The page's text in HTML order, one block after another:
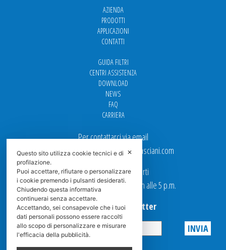
AZIENDA
PRODOTTI
APPLICAZIONI
CONTATTI
GUIDA FILTRI
CENTRI ASSISTENZA
DOWNLOAD
NEWS
FAQ
CARRIERA
Per contattarci via email
Ufficio Vendite: italy.sales@spasciani.com
I nostri uffici sono aperti
dal Lunedi al Venerdi dalle 9 a.m alle 5 p.m.
Iscriviti alla Newsletter
Privacy
✕
Questo sito utilizza cookie tecnici e di
profilazione.
Puoi accettare, rifiutare o personalizzare
i cookie premendo i pulsanti desiderati.
Chiudendo questa informativa
continuerai senza accettare.
Accettando, sei consapevole che i tuoi
dati personali possono essere raccolti
allo scopo di personalizzare e misurare
l'efficacia della pubblicità.